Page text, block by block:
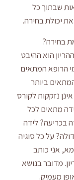
שבתוך כל
יכולת בחירה.
בחירה?
הוא ההיבט
הרופא המתאים
ביותר
נזקקות לקורס
מתאים לכל
בכריעה? לידה
על כל סוגיה
אני כותב
מדובר בנושא
מעמיק.